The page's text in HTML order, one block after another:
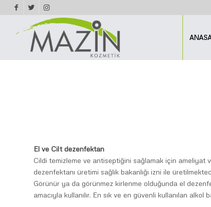
El ve Cilt dezenfektan
Cildi temizleme ve antiseptiğini sağlamak için ameliyat
dezenfektanı üretimi sağlık bakanlığı izni ile
Görünür ya da görünmez kirlenme olduğunda el
amacıyla kullanılır. En sık ve en güvenli kullanılan alkol